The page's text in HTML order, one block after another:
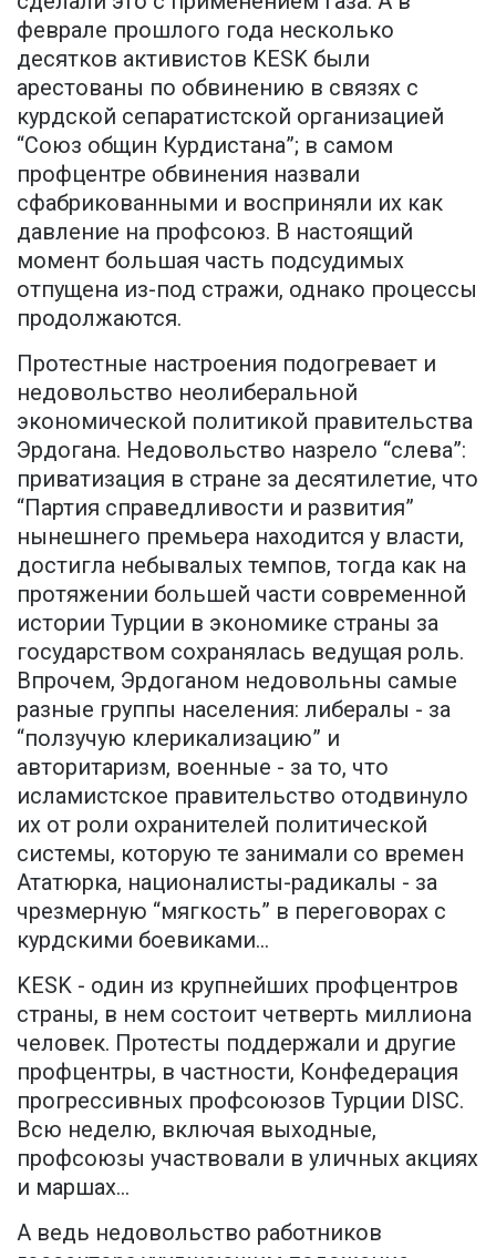
феврале прошлого года несколько
десятков активистов KESK были
арестованы по обвинению в связях с
курдской сепаратистской организацией
“Союз общин Курдистана”; в самом
профцентре обвинения назвали
сфабрикованными и восприняли их как
давление на профсоюз. В настоящий
момент большая часть подсудимых
отпущена из-под стражи, однако процессы
продолжаются.
Протестные настроения подогревает и
недовольство неолиберальной
экономической политикой правительства
Эрдогана. Недовольство назрело “слева”:
приватизация в стране за десятилетие, что
“Партия справедливости и развития”
нынешнего премьера находится у власти,
достигла небывалых темпов, тогда как на
протяжении большей части современной
истории Турции в экономике страны за
государством сохранялась ведущая роль.
Впрочем, Эрдоганом недовольны самые
разные группы населения: либералы - за
“ползучую клерикализацию” и
авторитаризм, военные - за то, что
исламистское правительство отодвинуло
их от роли охранителей политической
системы, которую те занимали со времен
Ататюрка, националисты-радикалы - за
чрезмерную “мягкость” в переговорах с
курдскими боевиками...
KESK - один из крупнейших профцентров
страны, в нем состоит четверть миллиона
человек. Протесты поддержали и другие
профцентры, в частности, Конфедерация
прогрессивных профсоюзов Турции DISC.
Всю неделю, включая выходные,
профсоюзы участвовали в уличных акциях
и маршах...
А ведь недовольство работников